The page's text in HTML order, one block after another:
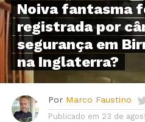
Noiva fantasma
registrada por
segurança em
na Inglaterra?
Por Marco Faustino
Publicado em 23 de